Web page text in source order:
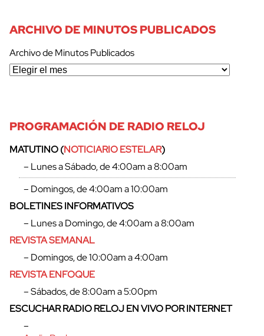
ARCHIVO DE MINUTOS PUBLICADOS
Archivo de Minutos Publicados
PROGRAMACIÓN DE RADIO RELOJ
MATUTINO (NOTICIARIO ESTELAR)
– Lunes a Sábado, de 4:00am a 8:00am
– Domingos, de 4:00am a 10:00am
BOLETINES INFORMATIVOS
– Lunes a Domingo, de 4:00am a 8:00am
REVISTA SEMANAL
– Domingos, de 10:00am a 4:00am
REVISTA ENFOQUE
– Sábados, de 8:00am a 5:00pm
ESCUCHAR RADIO RELOJ EN VIVO POR INTERNET
–